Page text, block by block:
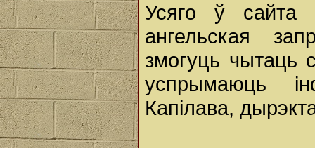
Усяго ў сайта
ангельская
змогуць чытаць
успрымаюць
Капілава,